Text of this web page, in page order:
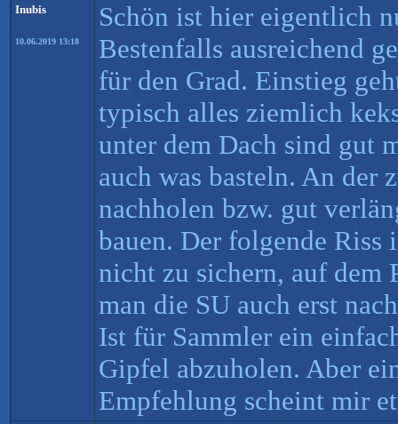
Inubis
10.06.2019 13:18
Schön ist hier eigentlich
Bestenfalls ausreichend
für den Grad. Einstieg
typisch alles ziemlich
unter dem Dach sind gut
auch was basteln. An der
nachholen bzw. gut
bauen. Der folgende Riss
nicht zu sichern, auf dem
man die SU auch erst
Ist für Sammler ein
Gipfel abzuholen. Aber
Empfehlung scheint mir